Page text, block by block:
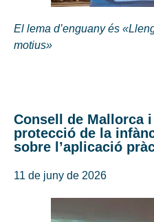
El lema d’enguany és
motius»
Consell de Mallorca
protecció de la
sobre l’aplicació
11 de juny de 2026